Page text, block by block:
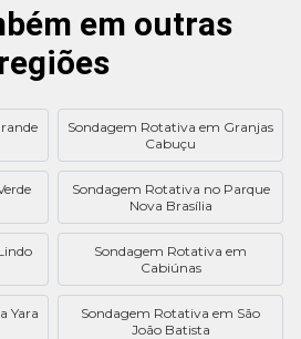
em outras
regiões
Sondagem Rotativa em Granjas
Cabuçu
Sondagem Rotativa no Parque
Nova Brasília
Sondagem Rotativa em
Cabiúnas
Yara
Sondagem Rotativa em São
João Batista